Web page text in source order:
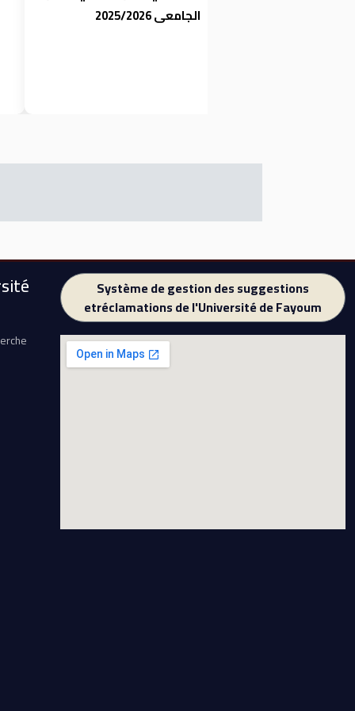
الجامعى 2025/2026
Système de gestion des suggestions
etréclamations de l'Université de Fayoum